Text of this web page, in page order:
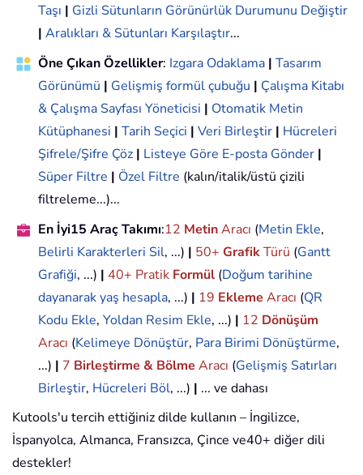
Taşı | Gizli Sütunların Görünürlük Durumunu Değiştir
| Aralıkları & Sütunları Karşılaştır...
Öne Çıkan Özellikler: Izgara Odaklama | Tasarım
Görünümü | Gelişmiş formül çubuğu | Çalışma Kitabı
& Çalışma Sayfası Yöneticisi | Otomatik Metin
Kütüphanesi | Tarih Seçici | Veri Birleştir | Hücreleri
Şifrele/Şifre Çöz | Listeye Göre E-posta Gönder |
Süper Filtre | Özel Filtre (kalın/italik/üstü çizili
filtreleme...)...
En İyi15 Araç Takımı:12 MetinAracı (Metin Ekle,
Belirli Karakterleri Sil, ...) | 50+ GrafikTürü (Gantt
Grafiği, ...) | 40+ Pratik Formül (Doğum tarihine
dayanarak yaş hesapla, ...) | 19 Ekleme Aracı (QR
Kodu Ekle, Yoldan Resim Ekle, ...) | 12 Dönüşüm
Aracı (Kelimeye Dönüştür, Para Birimi Dönüştürme,
...) | 7 Birleştirme & Bölme Aracı (Gelişmiş Satırları
Birleştir, Hücreleri Böl, ...) | ... ve dahası
Kutools'u tercih ettiğiniz dilde kullanın – İngilizce,
İspanyolca, Almanca, Fransızca, Çince ve40+ diğer dili
destekler!